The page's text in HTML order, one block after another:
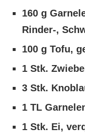
160 g
Rinder-,
100 g Tofu,
1 Stk.
3 Stk.
1 TL
1 Stk. Ei,